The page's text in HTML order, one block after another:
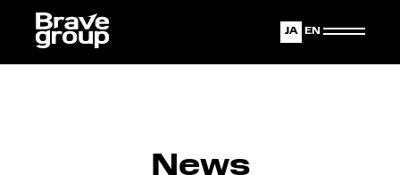
English
Japanese
News